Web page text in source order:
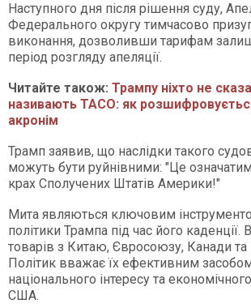
Наступного дня після рішення суду,
Федерального округу тимчасово
виконання, дозволивши тарифам
період розгляду апеляції.
Читайте також: Трампу ніхто не
називають TACO: як
акронім
Трамп заявив, що наслідки такого
можуть бути руйнівними: "Це
крах Сполучених Штатів Америки!"
Мита являються ключовим
політики Трампа під час його каденції.
товарів з Китаю, Євросоюзу, Канади та
Політик вважає їх ефективним
національного інтересу та
США.